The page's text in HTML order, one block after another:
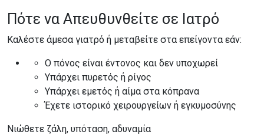
Πότε να Απευθυνθείτε σε Ιατρό
Καλέστε άμεσα γιατρό ή μεταβείτε στα επείγοντα εάν:
Ο πόνος είναι έντονος και δεν υποχωρεί
Υπάρχει πυρετός ή ρίγος
Υπάρχει εμετός ή αίμα στα κόπρανα
Έχετε ιστορικό χειρουργείων ή εγκυμοσύνης
Νιώθετε ζάλη, υπόταση, αδυναμία